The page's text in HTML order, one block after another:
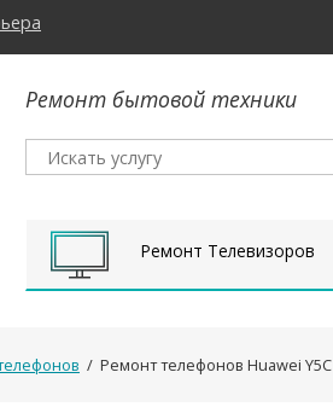
Ремонт бытовой техники
Ремонт Телевизоров
/ Ремонт телефонов Huawei Y5C